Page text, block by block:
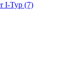
I-Typ (7)